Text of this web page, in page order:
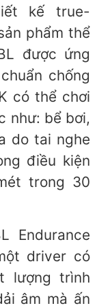
kế true-
phẩm thể
được ứng
chống
có thể chơi
như: bể bơi,
do tai nghe
điều kiện
trong 30
Endurance
driver có
lượng trình
âm mà ấn